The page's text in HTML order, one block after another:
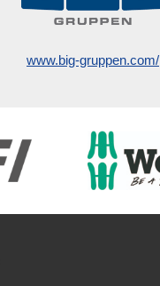
www.big-gruppen.com/